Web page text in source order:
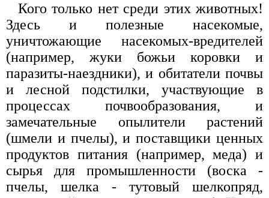
Кого только нет среди этих животных!
Здесь и полезные насекомые,
уничтожающие насекомых-вредителей
(например, жуки божьи коровки и
паразиты-наездники), и обитатели почвы
и лесной подстилки, участвующие в
процессах почвообразования, и
замечательные опылители растений
(шмели и пчелы), и поставщики ценных
продуктов питания (например, меда) и
сырья для промышленности (воска -
пчелы, шелка - тутовый шелкопряд,